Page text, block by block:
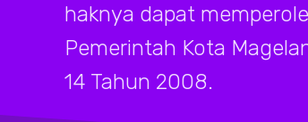
haknya dapat
Pemerintah Kota
14 Tahun 2008.